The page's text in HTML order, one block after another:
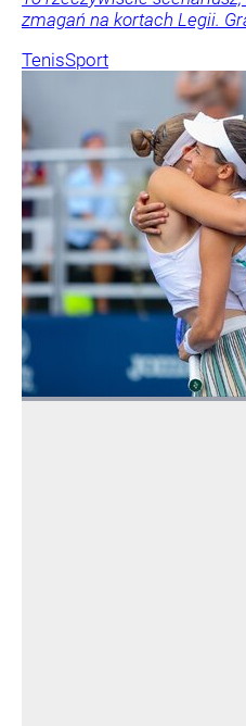
zmagań na kortach Legii.
TenisSport